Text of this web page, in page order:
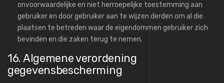
onvoorwaardelijke en niet herroepelijke toestemming aan
gebruiker en door gebruiker aan te wijzen derden om al die
plaatsen te betreden waar de eigendommen gebruiker zich
bevinden en die zaken terug te nemen.
16. Algemene verordening
gegevensbescherming